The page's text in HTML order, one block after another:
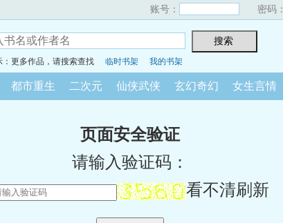
账号： 密码：
：更多作品，请搜索查找 临时书架 我的书架
都市重生 二次元 仙侠武侠 玄幻奇幻 女生言情
页面安全验证
请输入验证码：
看不清刷新